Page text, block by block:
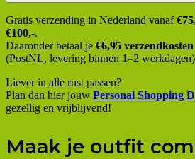
Gratis verzending in Nederland vanaf
€100,-.
Daaronder betaal je €6,95 verzendkosten
(PostNL, levering binnen 1–2
Liever in alle rust passen?
Plan dan hier jouw Personal Shopping
gezellig en vrijblijvend!
Maak je outfit